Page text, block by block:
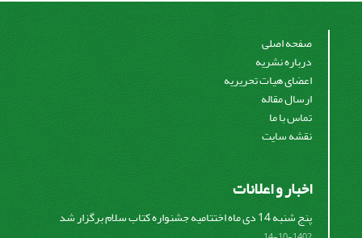
صفحه اصلی
درباره نشریه
اعضای هیات تحریریه
ارسال مقاله
تماس با ما
نقشه سایت
اخبار و اعلانات
پنج شنبه 14 دی ماه اختتامیه جشنواره کتاب سلام برگزار شد